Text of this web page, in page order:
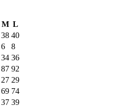
M L
38 40
6
8
34 36
87 92
27 29
69 74
37 39